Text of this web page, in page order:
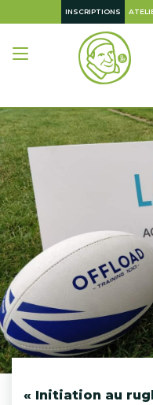
INSCRIPTIONS
« Initiation au